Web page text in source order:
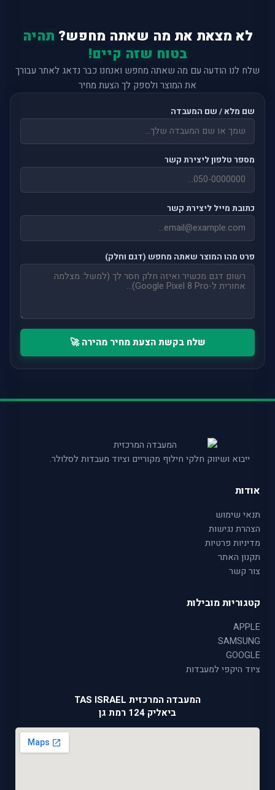
לא מצאת את מה שאתה מחפש? תהיה
בטוח שזה קיים!
שלח לנו הודעה עם מה שאתה מחפש ואנחנו כבר נדאג לאתר עבורך
את המוצר ולספק לך הצעת מחיר
שם מלא / שם המעבדה
מספר טלפון ליצירת קשר
כתובת מייל ליצירת קשר
פרט מהו המוצר שאתה מחפש (דגם וחלק)
שלח בקשת הצעת מחיר מהירה 🚀
ייבוא ושיווק חלקי חילוף מקוריים וציוד מעבדות לסלולר.
אודות
תנאי שימוש
הצהרת נגישות
מדיניות פרטיות
תקנון האתר
צור קשר
קטגוריות מובילות
APPLE
SAMSUNG
GOOGLE
ציוד היקפי למעבדות
המעבדה המרכזית TAS ISRAEL
ביאליק 124 רמת גן